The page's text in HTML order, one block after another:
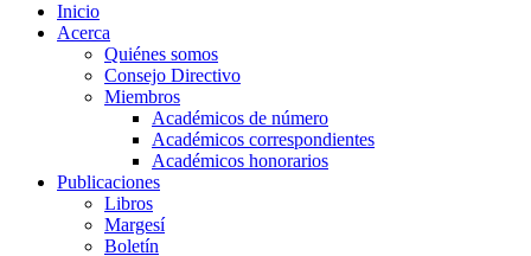
Inicio
Acerca
Quiénes somos
Consejo Directivo
Miembros
Académicos de número
Académicos correspondientes
Académicos honorarios
Publicaciones
Libros
Margesí
Boletín